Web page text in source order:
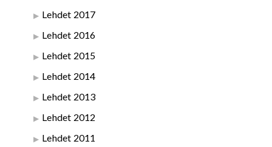
Lehdet 2017
Lehdet 2016
Lehdet 2015
Lehdet 2014
Lehdet 2013
Lehdet 2012
Lehdet 2011